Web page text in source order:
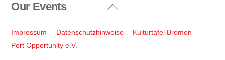
Back
Top
Our Events
Impressum Datenschutzhinweise
Kulturtafel Bremen
Port Opportunity e.V.